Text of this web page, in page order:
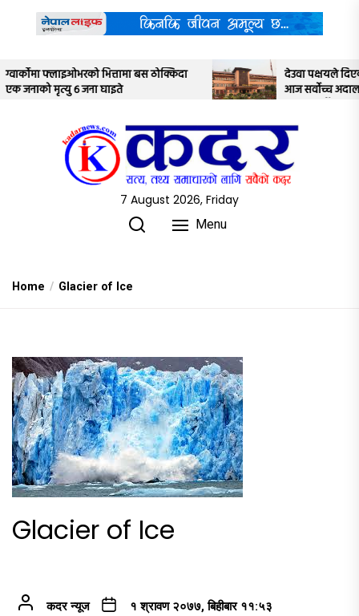
content
देउवा पक्षयले दिएकोे पुनरावलोकन निवेदनमाथि
आज सर्वोच्च अदालतका तीन न्यायाधीशले
7 August 2026, Friday
Menu
Home Glacier of Ice
Glacier of Ice
कदर न्यूज १ श्रावण २०७७, बिहीबार ११:५३